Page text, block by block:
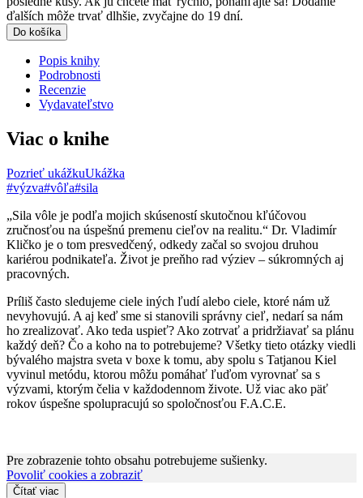
ďalších môže trvať dlhšie, zvyčajne do 19 dní.
Do košíka
Popis knihy
Podrobnosti
Recenzie
Vydavateľstvo
Viac o knihe
Pozrieť ukážkuUkážka
#výzva#vôľa#sila
„Sila vôle je podľa mojich skúseností skutočnou kľúčovou
zručnosťou na úspešnú premenu cieľov na realitu.“ Dr. Vladimír
Kličko je o tom presvedčený, odkedy začal so svojou druhou
kariérou podnikateľa. Život je preňho rad výziev – súkromných aj
pracovných.
Príliš často sledujeme ciele iných ľudí alebo ciele, ktoré nám už
nevyhovujú. A aj keď sme si stanovili správny cieľ, nedarí sa nám
ho zrealizovať. Ako teda uspieť? Ako zotrvať a pridržiavať sa plánu
každý deň? Čo a koho na to potrebujeme? Všetky tieto otázky viedli
bývalého majstra sveta v boxe k tomu, aby spolu s Tatjanou Kiel
vyvinul metódu, ktorou môžu pomáhať ľuďom vyrovnať sa s
výzvami, ktorým čelia v každodennom živote. Už viac ako päť
rokov úspešne spolupracujú so spoločnosťou F.A.C.E.
Pre zobrazenie tohto obsahu potrebujeme sušienky.
Povoliť cookies a zobraziť
Čítať viac